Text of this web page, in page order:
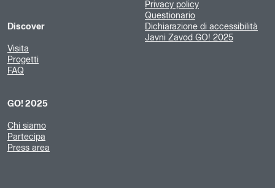
Discover
Visita
Progetti
FAQ
GO! 2025
Chi siamo
Partecipa
Press area
Privacy policy
Questionario
Dichiarazione di accessibilità
Javni Zavod GO! 2025